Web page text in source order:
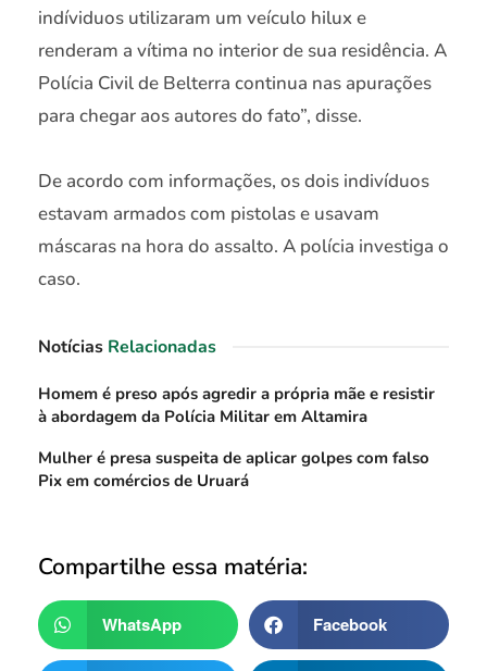
indíviduos utilizaram um veículo hilux e
renderam a vítima no interior de sua residência. A
Polícia Civil de Belterra continua nas apurações
para chegar aos autores do fato”, disse.
De acordo com informações, os dois indivíduos
estavam armados com pistolas e usavam
máscaras na hora do assalto. A polícia investiga o
caso.
Notícias Relacionadas
Homem é preso após agredir a própria mãe e resistir
à abordagem da Polícia Militar em Altamira
Mulher é presa suspeita de aplicar golpes com falso
Pix em comércios de Uruará
Compartilhe essa matéria:
WhatsApp Facebook